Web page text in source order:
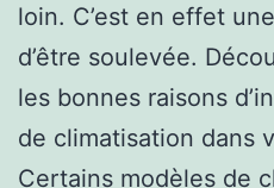
loin. C’est en effet
d’être soulevée.
les bonnes raisons
de climatisation dans
Certains modèles de